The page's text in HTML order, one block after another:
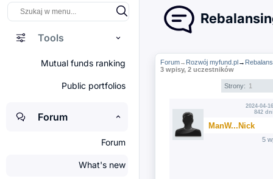
Tools
Mutual funds ranking
Public portfolios
Forum
Forum
What's new
Forum→ Rozwój myfund.pl→
3 wpisy, 2 uczestników
Strony: 1
2024-04-
842
ManW...Nick
5